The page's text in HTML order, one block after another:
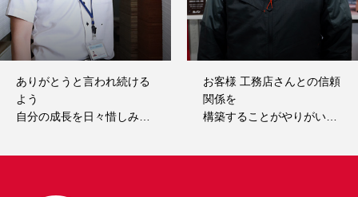
ありがとうと言われ続ける
よう
自分の成長を日々惜しみま
お客様 工務店さんとの信頼
関係を
構築することがやりがいで